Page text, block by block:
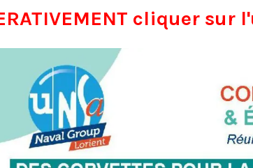
cliquer sur